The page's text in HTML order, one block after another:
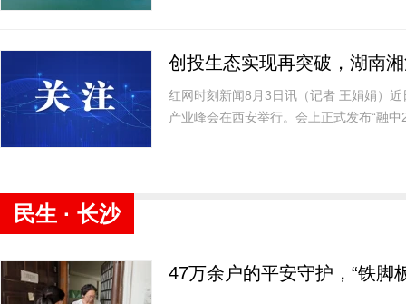
创投生态实现再突破，湖南
红网时刻新闻8月3日讯（记者 王娟娟）
产业峰会在西安举行。会上正式发布“融
民生 · 长沙
47万余户的平安守护，“铁脚